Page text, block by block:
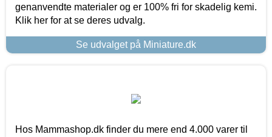
genanvendte materialer og er 100% fri for skadelig kemi.
Klik her for at se deres udvalg.
Se udvalget på Miniature.dk
Hos Mammashop.dk finder du mere end 4.000 varer til